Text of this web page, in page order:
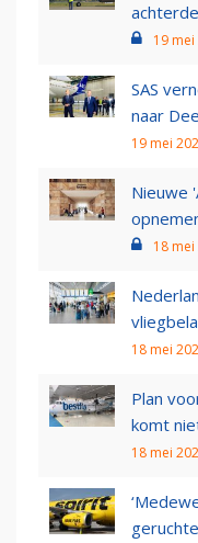
19
SAS
naar
19 mei
Nieuwe
18
18 mei
Plan
komt
18 mei